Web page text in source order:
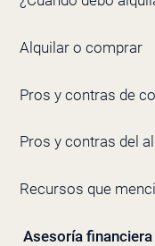
Alquilar o comprar
Pros y contras de
Pros y contras del
Recursos que
Asesoría